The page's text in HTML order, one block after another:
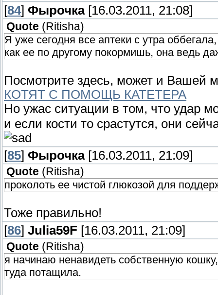
[84] Фырочка[16.03.2011, 21:08]
Quote (Ritisha)
Я уже сегодня все аптеки с утра
как ее по другому покормишь, она ведь
Посмотрите здесь, может и Вашей
КОТЯТ С ПОМОЩЬ КАТЕТЕРА
Но ужас ситуации в том, что удар
и если кости то срастутся, они
[85] Фырочка[16.03.2011, 21:09]
Quote (Ritisha)
проколоть ее чистой глюкозой для
Тоже правильно!
[86] Julia59F [16.03.2011, 21:09]
Quote (Ritisha)
я начинаю ненавидеть собственную
туда потащила.